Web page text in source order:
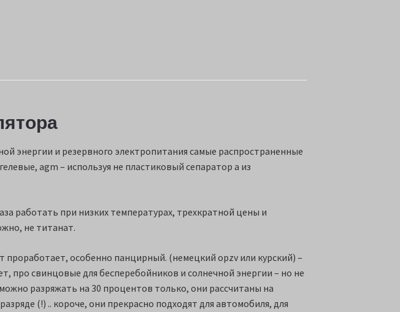
энергии и резервного электропитания самые распространенные
agm – используя не пластиковый сепаратор а из
работать при низких температурах, трехкратной цены и
не титанат.
особенно панцирный. (немецкий opzv или курский) –
про свинцовые для бесперебойников и солнечной энергии – но не
разряжать на 30 процентов только, они рассчитаны на
(!) .. короче, они прекрасно подходят для автомобиля, для